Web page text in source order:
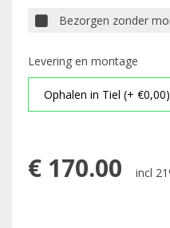
Bezorgen zonder
Levering en montage
€ 170.00 incl